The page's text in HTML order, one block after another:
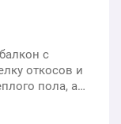
с
откосов и
пола, а